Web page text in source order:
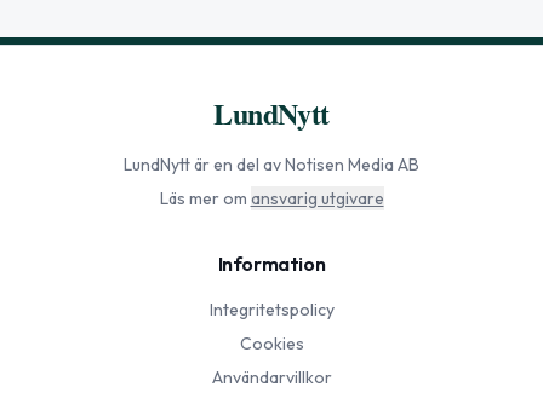
LundNytt
LundNyttär en del av Notisen Media AB
Läs mer om ansvarig utgivare
Information
Integritetspolicy
Cookies
Användarvillkor